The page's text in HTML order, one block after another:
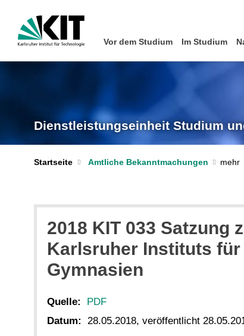
Vor dem Studium Im Studium
Dienstleistungseinheit Studium
Startseite Amtliche Bekanntmachungen
2018 KIT 033 Satzung
Karlsruher Instituts für
Gymnasien
Quelle:
PDF
Datum:
28.05.2018, veröffentlicht